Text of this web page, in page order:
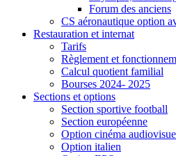
Forum des anciens
CS aéronautique option
Restauration et internat
Tarifs
Règlement et
Calcul quotient familial
Bourses 2024- 2025
Sections et options
Section sportive football
Section européenne
Option cinéma
Option italien